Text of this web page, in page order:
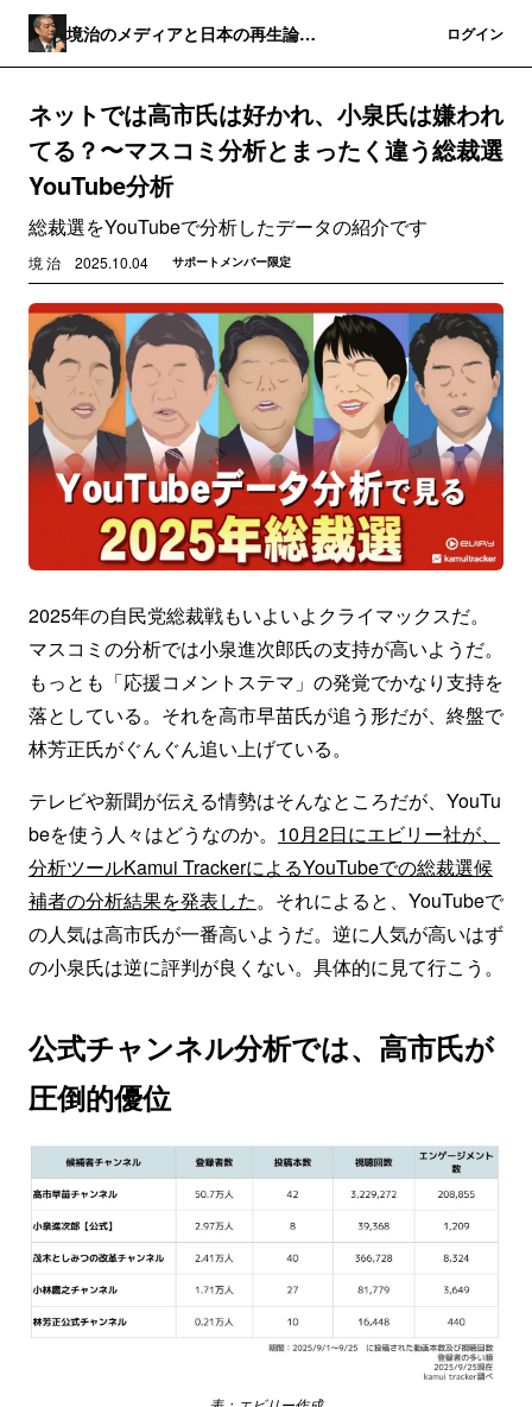
境治のメディアと日本の再生論
ログイン
ネットでは高市氏は好かれ、小泉氏は嫌われ
てる？〜マスコミ分析とまったく違う総裁選
YouTube分析
総裁選をYouTubeで分析したデータの紹介です
境 治 2025.10.04 サポートメンバー限定
2025年の自民党総裁戦もいよいよクライマックスだ。
マスコミの分析では小泉進次郎氏の支持が高いようだ。
もっとも「応援コメントステマ」の発覚でかなり支持を
落としている。それを高市早苗氏が追う形だが、終盤で
林芳正氏がぐんぐん追い上げている。
テレビや新聞が伝える情勢はそんなところだが、YouTu
beを使う人々はどうなのか。 10月2日にエビリー社が、
分析ツールKamui TrackerによるYouTubeでの総裁選候
補者の分析結果を発表した。それによると、YouTubeで
の人気は高市氏が一番高いようだ。逆に人気が高いはず
の小泉氏は逆に評判が良くない。具体的に見て行こう。
公式チャンネル分析では、高市氏が
圧倒的優位